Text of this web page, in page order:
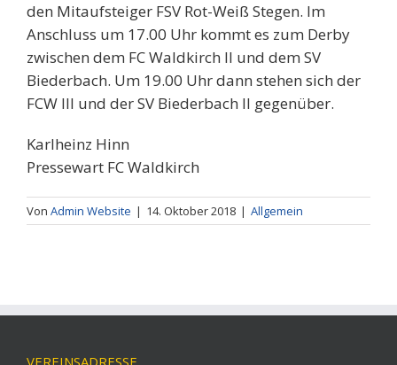
den Mitaufsteiger FSV Rot-Weiß Stegen. Im
Anschluss um 17.00 Uhr kommt es zum Derby
zwischen dem FC Waldkirch II und dem SV
Biederbach. Um 19.00 Uhr dann stehen sich der
FCW III und der SV Biederbach II gegenüber.
Karlheinz Hinn
Pressewart FC Waldkirch
Von Admin Website | 14. Oktober 2018 | Allgemein